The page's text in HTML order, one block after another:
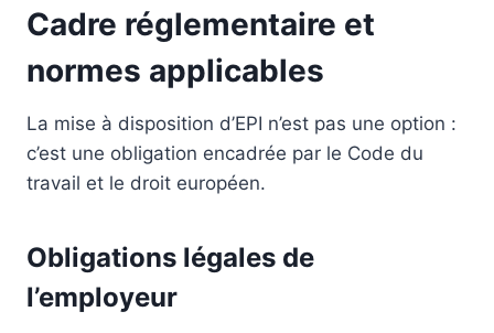
Cadre réglementaire et
normes applicables
La mise à disposition d’EPI n’est pas une option :
c’est une obligation encadrée par le Code du
travail et le droit européen.
Obligations légales de
l’employeur